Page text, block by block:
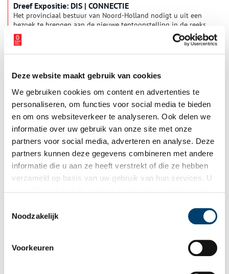
Deze website maakt gebruik van cookies
We gebruiken cookies om content en advertenties te
personaliseren, om functies voor social media te bieden
en om ons websiteverkeer te analyseren. Ook delen we
informatie over uw gebruik van onze site met onze
partners voor social media, adverteren en analyse. Deze
partners kunnen deze gegevens combineren met andere
informatie die u aan ze heeft verstrekt of die ze hebben
verzameld op basis van uw gebruik van hun services. U
Noodzakelijk
Voorkeuren
Dreef Expositie: DIS | CONNECTIE
Het provinciaal bestuur van Noord-Holland nodigt u uit een
bezoek te brengen aan de nieuwe tentoonstelling in de reeks
Dreef Exposities: ‘DIS | CONNECTIE’. De tentoonstelling is vanaf
vrijdag 17 oktober 2025 tot en met vrijdag 9 januari 2026 te
zien in Paviljoen Welgelegen in Haarlem.
Dreef Expositie: ‘What If’
Wat als Indonesië de kolonisator van Nederland was geweest?
Door middel van een omdraaiing van de geschiedschrijving,